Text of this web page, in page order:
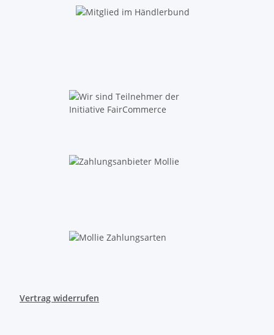
Vertrag widerrufen